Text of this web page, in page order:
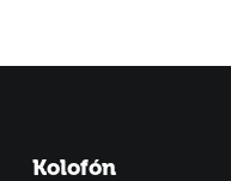
Kolofón